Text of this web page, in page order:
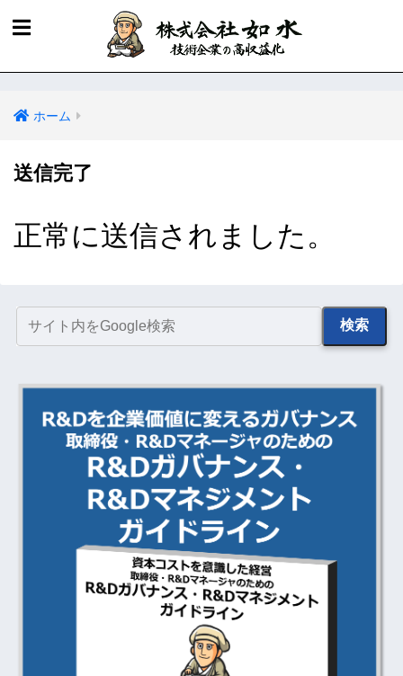
ホーム
送信完了
正常に送信されました。
検索